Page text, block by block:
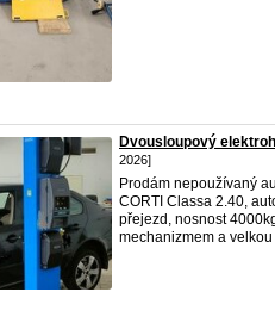
Dvousloupový
2026]
Prodám nepoužívaný
CORTI Classa 2.40,
přejezd, nosnost
mechanizmem a